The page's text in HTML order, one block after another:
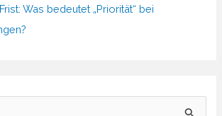
Was bedeutet „Priorität“ bei